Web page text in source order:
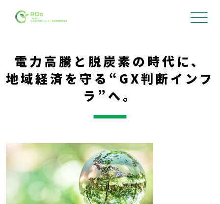
電力高騰と脱炭素の時代に、
地域経済を守る“GX判断インフ
ラ”へ。